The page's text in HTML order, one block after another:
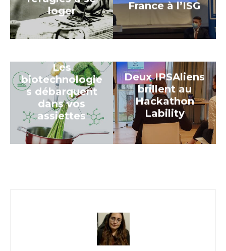
loger
France à l’ISG
Les
biotechnologie
s débarquent
dans vos
assiettes
Deux IPSAliens
brillent au
Hackathon
Lability